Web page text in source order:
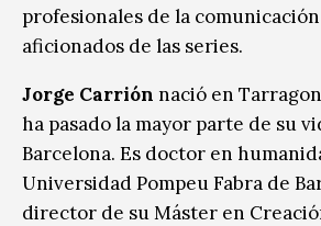
profesionales de la
aficionados de las series.
Jorge Carrión nació en
ha pasado la mayor parte de su
Barcelona. Es doctor en
Universidad Pompeu Fabra de
director de su Máster en